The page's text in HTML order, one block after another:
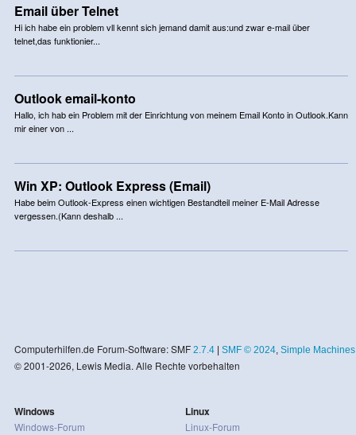
Email über Telnet
Hi ich habe ein problem vll kennt sich jemand damit aus:und zwar e-mail über
telnet,das funktionier...
Outlook email-konto
Hallo, ich hab ein Problem mit der Einrichtung von meinem Email Konto in Outlook.Kann
mir einer von ...
Win XP: Outlook Express (Email)
Habe beim Outlook-Express einen wichtigen Bestandteil meiner E-Mail Adresse
vergessen.(Kann deshalb ...
Computerhilfen.de Forum-Software: SMF 2.7.4| SMF © 2024, Simple Machines
© 2001-2026, Lewis Media. Alle Rechte vorbehalten
Windows
Windows-Forum
Linux
Linux-Forum